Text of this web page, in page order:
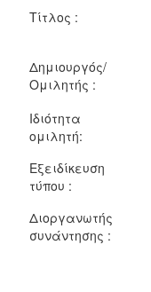
Τίτλος :
Δημιουργός/
Ομιλητής :
Ιδιότητα
ομιλητή:
Εξειδίκευση
τύπου :
Διοργανωτής
συνάντησης :